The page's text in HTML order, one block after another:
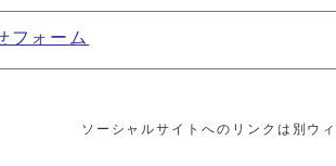
フォーム
ソーシャルサイトへのリンクは別ウ